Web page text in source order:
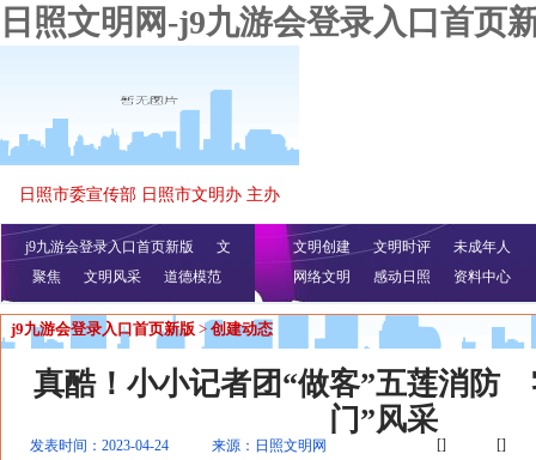
日照文明网-j9九游会登录入口首页
日照市委宣传部 日照市文明办 主办
j9九游会登录入口首页新版
文
明播报
公益视频
聚焦 文明风采 道德模范
文明创建 文明时评
未成年人
网络文明
感动日照 资料中心
j9九游会登录入口首页新版 > 创建动态
真酷！小小记者团“做客”五莲消防
门”风采
发表时间：2023-04-24 来源：日照文明网 [] []